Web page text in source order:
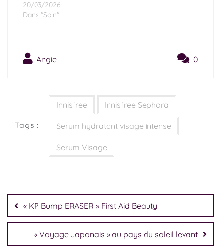
20/03/2026
Dans "Soin"
Angie 0
Tags :
Innisfree Innisfree Sephora
Serum hydratant visage intense
Serum Visage
« KP Bump ERASER » First Aid Beauty
« Voyage Japonais » au pays du soleil levant